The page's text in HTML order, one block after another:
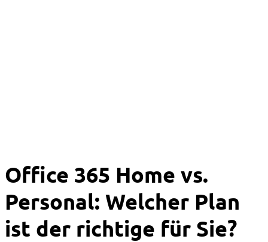
Office 365 Home vs.
Personal: Welcher Plan
ist der richtige für Sie?